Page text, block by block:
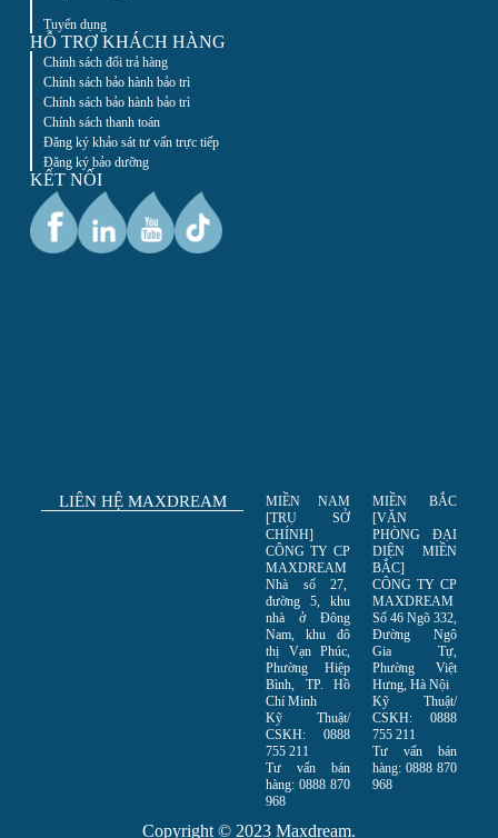
Tuyển dụng
HỖ TRỢ KHÁCH HÀNG
Chính sách đổi trả hàng
Chính sách bảo hành bảo trì
Chính sách bảo hành bảo trì
Chính sách thanh toán
Đăng ký khảo sát tư vấn trực tiếp
Đăng ký bảo dưỡng
KẾT NỐI
LIÊN HỆ MAXDREAM
MIỀN NAM
[TRỤ SỞ
CHÍNH]
CÔNG TY CP
MAXDREAM
Nhà số 27,
đường 5, khu
nhà ở Đông
Nam, khu đô
thị Vạn Phúc,
Phường Hiệp
Bình, TP. Hồ
Chí Minh
Kỹ Thuật/
CSKH: 0888
755 211
Tư vấn bán
hàng: 0888 870
968
MIỀN BẮC
[VĂN
PHÒNG ĐẠI
DIỆN MIỀN
BẮC]
CÔNG TY CP
MAXDREAM
Số 46 Ngõ 332,
Đường Ngô
Gia Tự,
Phường Việt
Hưng, Hà Nội
Kỹ Thuật/
CSKH: 0888
755 211
Tư vấn bán
hàng: 0888 870
968
Copyright © 2023 Maxdream.